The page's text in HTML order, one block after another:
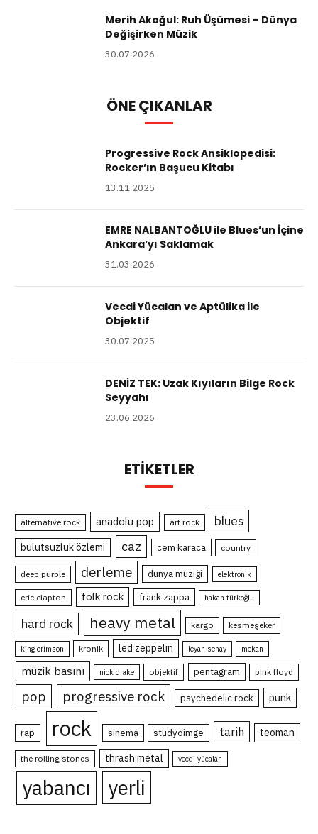
Merih Akoğul: Ruh Üşümesi – Dünya
Değişirken Müzik
30.07.2026
ÖNE ÇIKANLAR
Progressive Rock Ansiklopedisi:
Rocker’ın Başucu Kitabı
13.11.2025
EMRE NALBANTOĞLU ile Blues’un İçine
Ankara’yı Saklamak
31.03.2026
Vecdi Yücalan ve Aptülika ile
Objektif
30.07.2025
DENİZ TEK: Uzak Kıyıların Bilge Rock
Seyyahı
23.06.2026
ETIKETLER
alternative rock anadolu pop art rock blues
bulutsuzluk özlemi caz cem karaca country
deep purple derleme dünya müziği elektronik
eric clapton folk rock frank zappa hakan türkoğlu
hard rock heavy metal kargo kesmeşeker
king crimson kronik led zeppelin leyan senay mekan
müzik basını nick drake objektif pentagram pink floyd
pop progressive rock psychedelic rock punk
rap rock sinema stüdyoimge tarih teoman
the rolling stones thrash metal vecdi yücalan
yabancı yerli